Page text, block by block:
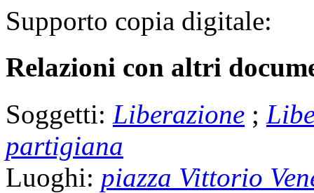
Supporto copia digitale:
Relazioni con altri
Soggetti: Liberazione ;
partigiana
Luoghi: piazza Vittorio